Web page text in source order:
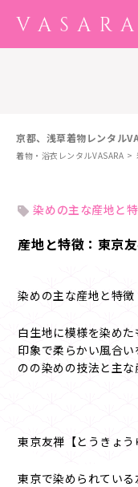
京都、浅草着物レンタル
着物・浴衣レンタルVASARA
染めの主な産地と
産地と特徴：東京
染めの主な産地と特徴
白生地に模様を染め
印象で柔らかい風合
のの染めの技法と主な
東京友禅【とうきょう
東京で染められてい